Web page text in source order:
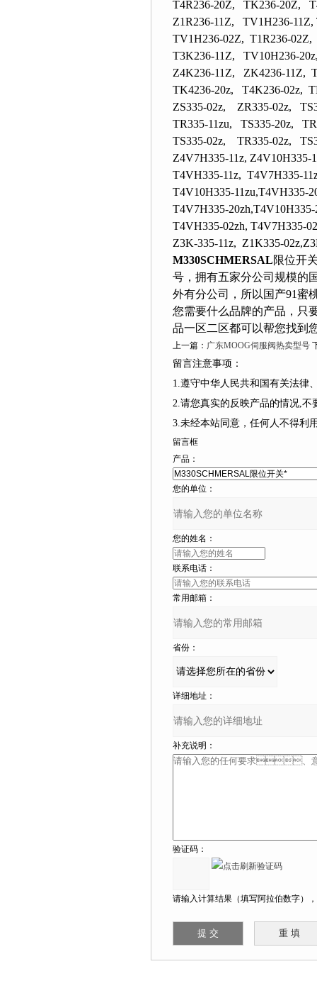
T4R236-20Z, TK236-20Z,
Z1R236-11Z, TV1H236-
TV1H236-02Z, T1R236-
T3K236-11Z, TV10H236-
Z4K236-11Z, ZK4236-11Z,
TK4236-20z, T4K236-02z,
ZS335-02z, ZR335-02z,
TR335-11zu, TS335-20z,
TS335-02z, TR335-02z,
Z4V7H335-11z, Z4V10H335-
T4VH335-11z, T4V7H335-
T4V10H335-11zu,T4VH335-
T4V7H335-
T4VH335-02zh, T4V7H335-
Z3K-335-11z, Z1K335-
M330SCHMERSAL限位开
号，拥有五家分公司规模
外有分公司，所以国产91
您需要什么品牌的产品，
品一区二区都可以帮您找到您想
上一篇： 广东MOOG伺服阀热卖型号
留言注意事项：
1.遵守中华人民共和国有关法律
2.请您真实的反映产品的情况,不要捏
3.未经本站同意，任何人不得
留言框
产品：
您的单位：
您的姓名：
联系电话：
常用邮箱：
省份：
详细地址：
补充说明：
验证码：
请输入计算结果（填写阿拉伯数字），如